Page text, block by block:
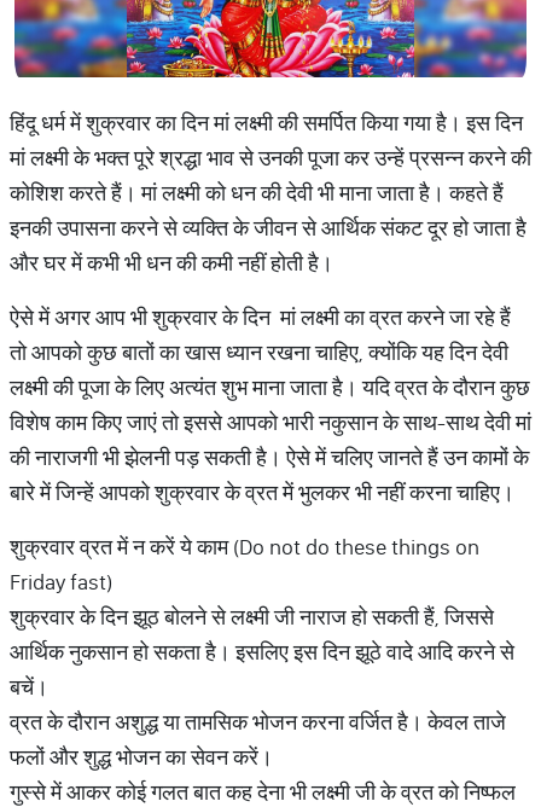
हिंदू धर्म में शुक्रवार का दिन मां लक्ष्मी की समर्पित किया गया है। इस दिन
मां लक्ष्मी के भक्त पूरे श्रद्धा भाव से उनकी पूजा कर उन्हें प्रसन्न करने की
कोशिश करते हैं। मां लक्ष्मी को धन की देवी भी माना जाता है। कहते हैं
इनकी उपासना करने से व्यक्ति के जीवन से आर्थिक संकट दूर हो जाता है
और घर में कभी भी धन की कमी नहीं होती है।
ऐसे में अगर आप भी शुक्रवार के दिन मां लक्ष्मी का व्रत करने जा रहे हैं
तो आपको कुछ बातों का खास ध्यान रखना चाहिए, क्योंकि यह दिन देवी
लक्ष्मी की पूजा के लिए अत्यंत शुभ माना जाता है। यदि व्रत के दौरान कुछ
विशेष काम किए जाएं तो इससे आपको भारी नकुसान के साथ-साथ देवी मां
की नाराजगी भी झेलनी पड़ सकती है। ऐसे में चलिए जानते हैं उन कामों के
बारे में जिन्हें आपको शुक्रवार के व्रत में भुलकर भी नहीं करना चाहिए।
शुक्रवार व्रत में न करें ये काम (Do not do these things on
Friday fast)
शुक्रवार के दिन झूठ बोलने से लक्ष्मी जी नाराज हो सकती हैं, जिससे
आर्थिक नुकसान हो सकता है। इसलिए इस दिन झूठे वादे आदि करने से
बचें।
व्रत के दौरान अशुद्ध या तामसिक भोजन करना वर्जित है। केवल ताजे
फलों और शुद्ध भोजन का सेवन करें।
गुस्से में आकर कोई गलत बात कह देना भी लक्ष्मी जी के व्रत को निष्फल